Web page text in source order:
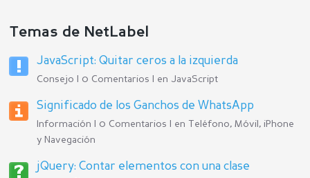
Temas de NetLabel
JavaScript: Quitar ceros a la izquierda
Consejo | 0 Comentarios | enJavaScript
Significado de los Ganchos de WhatsApp
Información | 0 Comentarios | en
Teléfono, Móvil, iPhone
y Navegación
jQuery: Contar elementos con una clase